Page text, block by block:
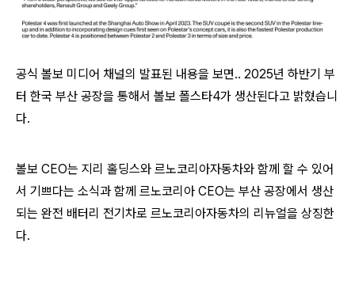
공식 볼보 미디어 채널의 발표된 내용을 보면.. 2025년 하반기 부
터 한국 부산 공장을 통해서 볼보 폴스타4가 생산된다고 밝혔습니
다.
볼보 CEO는 지리 홀딩스와 르노코리아자동차와 함께 할 수 있어
서 기쁘다는 소식과 함께 르노코리아 CEO는 부산 공장에서 생산
되는 완전 배터리 전기차로 르노코리아자동차의 리뉴얼을 상징한
다.